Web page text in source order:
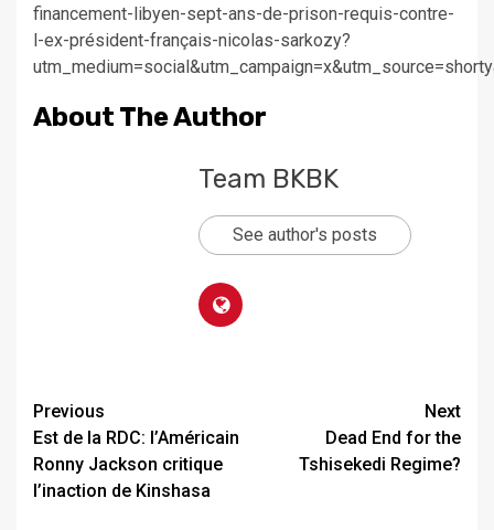
financement-libyen-sept-ans-de-prison-requis-contre-
l-ex-président-français-nicolas-sarkozy?
About The Author
Team BKBK
See author's posts
Previous
Est de la RDC: l’Américain
Ronny Jackson critique
l’inaction de Kinshasa
Next
Dead End for the
Tshisekedi Regime?